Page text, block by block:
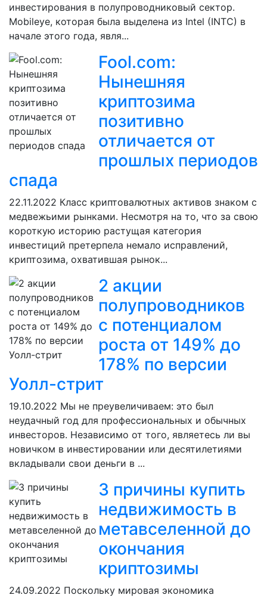
инвестирования в полупроводниковый сектор.
Mobileye, которая была выделена из Intel (INTC) в
начале этого года, явля...
Fool.com:
Нынешняя
криптозима
позитивно
отличается от
прошлых периодов
спада
22.11.2022 Класс криптовалютных активов знаком с
медвежьими рынками. Несмотря на то, что за свою
короткую историю растущая категория
инвестиций претерпела немало исправлений,
криптозима, охватившая рынок...
2 акции
полупроводников
с потенциалом
роста от 149% до
178% по версии
Уолл-стрит
19.10.2022 Мы не преувеличиваем: это был
неудачный год для профессиональных и обычных
инвесторов. Независимо от того, являетесь ли вы
новичком в инвестировании или десятилетиями
вкладывали свои деньги в ...
3 причины купить
недвижимость в
метавселенной до
окончания
криптозимы
24.09.2022 Поскольку мировая экономика